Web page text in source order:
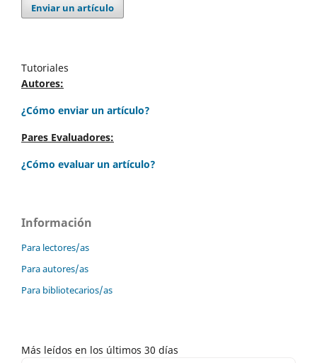
Enviar un artículo
Tutoriales
Autores:
¿Cómo enviar un artículo?
Pares Evaluadores:
¿Cómo evaluar un artículo?
Información
Para lectores/as
Para autores/as
Para bibliotecarios/as
Más leídos en los últimos 30 días